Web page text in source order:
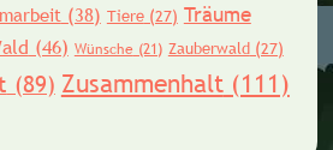
(38) Tiere(27) Träume
(46) Wünsche (21) Zauberwald(27)
(89) Zusammenhalt(111)